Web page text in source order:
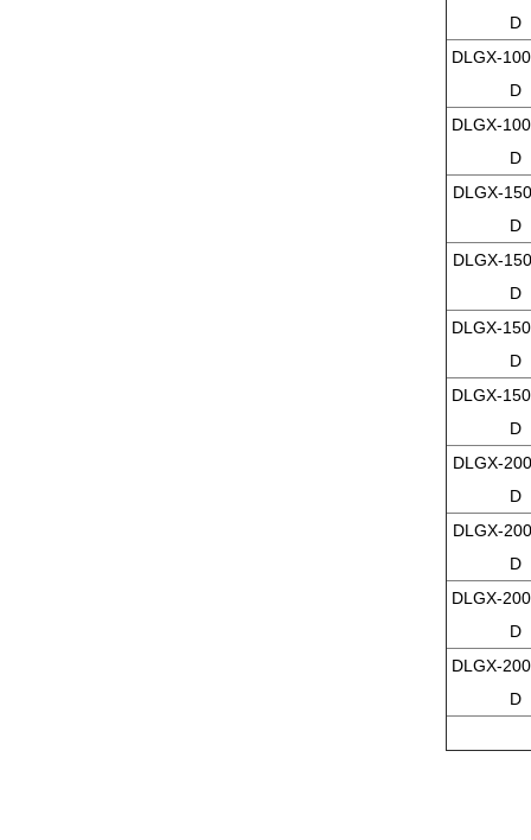
D
DLGX-
D
DLGX-
D
DLGX-
D
DLGX-
D
DLGX-
D
DLGX-
D
DLGX-
D
DLGX-
D
DLGX-
D
DLGX-
D